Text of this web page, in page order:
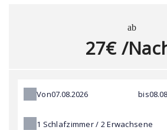
ab
27€ /
Von bis
1 Schlafzimmer / 2Erwachsene